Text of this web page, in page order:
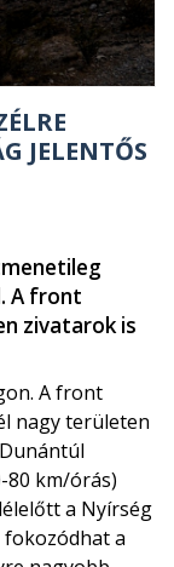
JELENTŐS
A front
zivatarok is
A front
nagy területen
80 km/órás)
a Nyírség
fokozódhat a